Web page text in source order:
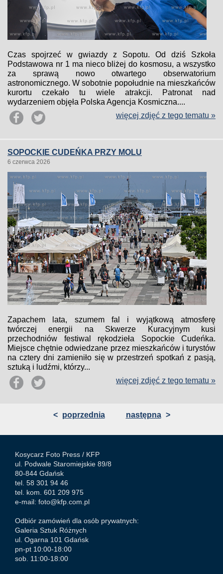
Czas spojrzeć w gwiazdy z Sopotu. Od dziś Szkoła
Podstawowa nr 1 ma nieco bliżej do kosmosu, a wszystko
za sprawą nowo otwartego obserwatorium
astronomicznego. W sobotnie popołudnie na mieszkańców
kurortu czekało tu wiele atrakcji. Patronat nad
wydarzeniem objęła Polska Agencja Kosmiczna....
więcej zdjęć z tego tematu »
SOPOCKIE CUDEŃKA PRZY MOLU
6 czerwca 2026
Zapachem lata, szumem fal i wyjątkową atmosferę
twórczej energii na Skwerze Kuracyjnym kusi
przechodniów festiwal rękodzieła Sopockie Cudeńka.
Miejsce chętnie odwiedzane przez mieszkańców i turystów
na cztery dni zamieniło się w przestrzeń spotkań z pasją,
sztuką i ludźmi, którzy...
więcej zdjęć z tego tematu »
< poprzednia następna >
Kosycarz Foto Press / KFP
ul. Podwale Staromiejskie 89/8
80-844 Gdańsk
tel. 58 301 94 46
tel. kom. 601 209 975
e-mail: foto@kfp.com.pl
Odbiór zamówień dla osób prywatnych:
Galeria Sztuk Różnych
ul. Ogarna 101 Gdańsk
pn-pt 10:00-18:00
sob. 11:00-18:00